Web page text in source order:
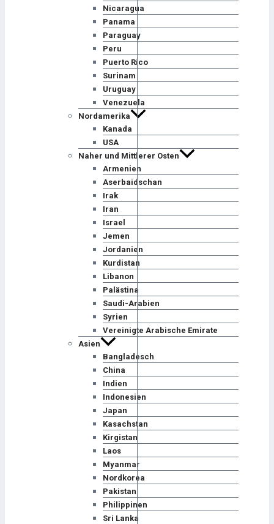
Nicaragua
Panama
Paraguay
Peru
Puerto Rico
Surinam
Uruguay
Venezuela
Nordamerika
Kanada
USA
Naher und Mittlerer Osten
Armenien
Aserbaidschan
Irak
Iran
Israel
Jemen
Jordanien
Kurdistan
Libanon
Palästina
Saudi-Arabien
Syrien
Vereinigte Arabische Emirate
Asien
Bangladesch
China
Indien
Indonesien
Japan
Kasachstan
Kirgistan
Laos
Myanmar
Nordkorea
Pakistan
Philippinen
Sri Lanka